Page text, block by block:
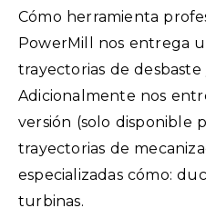
Cómo herramienta
PowerMill nos entrega
trayectorias de desbaste
Adicionalmente nos
versión (solo disponible
trayectorias de
especializadas cómo:
turbinas.